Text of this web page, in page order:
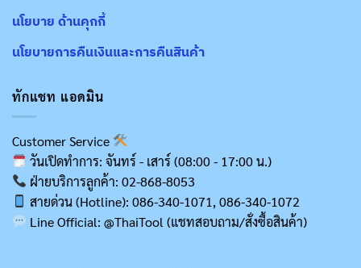
นโยบาย ด้านคุกกี้
นโยบายการคืนเงินและการคืนสินค้า
ทักแชท แอดมิน
Customer Service
วันเปิดทำการ: จันทร์ - เสาร์ (08:00 - 17:00 น.)
ฝ่ายบริการลูกค้า: 02-868-8053
สายด่วน (Hotline): 086-340-1071, 086-340-1072
Line Official: @ThaiTool (แชทสอบถาม/สั่งซื้อสินค้า)